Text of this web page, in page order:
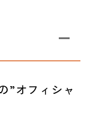
”オフィシャ